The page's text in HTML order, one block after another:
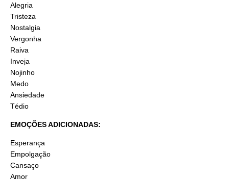
Alegria
Tristeza
Nostalgia
Vergonha
Raiva
Inveja
Nojinho
Medo
Ansiedade
Tédio
EMOÇÕES ADICIONADAS:
Esperança
Empolgação
Cansaço
Amor